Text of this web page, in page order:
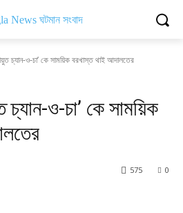
চ্যান-ও-চা’ কে সাময়িক বরখাস্ত থাই আদালতের
চ্যান-ও-চা’ কে সাময়িক
0
575